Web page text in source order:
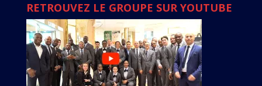
RETROUVEZ LE GROUPE SUR YOUTUBE